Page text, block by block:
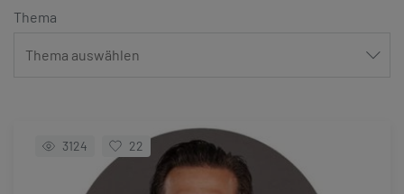
Thema
3124 22